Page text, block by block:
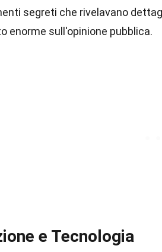
segreti che rivelavano
enorme sull'opinione pubblica.
e Tecnologia